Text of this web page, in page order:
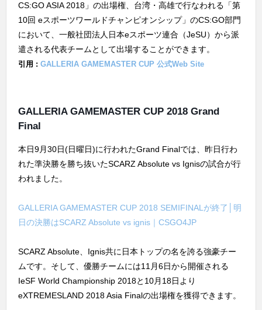
CS:GO ASIA 2018」の出場権、台湾・高雄で行なわれる「第
10回 eスポーツワールドチャンピオンシップ」のCS:GO部門
において、一般社団法人日本eスポーツ連合（JeSU）から派
遣される代表チームとして出場することができます。
引用 : GALLERIA GAMEMASTER CUP 公式Web Site
GALLERIA GAMEMASTER CUP 2018 Grand
Final
本日9月30日(日曜日)に行われたGrand Finalでは、昨日行わ
れた準決勝を勝ち抜いたSCARZ Absolute vs Ignisの試合が行
われました。
GALLERIA GAMEMASTER CUP 2018 SEMIFINALが終了│明
日の決勝はSCARZ Absolute vs ignis｜CSGO4JP
SCARZ Absolute、Ignis共に日本トップの名を誇る強豪チー
ムです。そして、優勝チームには11月6日から開催される
IeSF World Championship 2018と10月18日より
eXTREMESLAND 2018 Asia Finalの出場権を獲得できます。